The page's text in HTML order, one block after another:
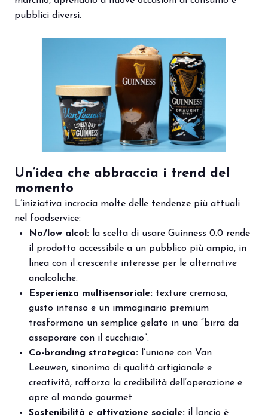
pubblici diversi.
Un’idea che abbraccia i trend del
momento
L’iniziativa incrocia molte delle tendenze più attuali
nel foodservice:
No/low alcol: la scelta di usare Guinness 0.0 rende
il prodotto accessibile a un pubblico più ampio, in
linea con il crescente interesse per le alternative
analcoliche.
Esperienza multisensoriale: texture cremosa,
gusto intenso e un immaginario premium
trasformano un semplice gelato in una “birra da
assaporare con il cucchiaio”.
Co-branding strategico: l’unione con Van
Leeuwen, sinonimo di qualità artigianale e
creatività, rafforza la credibilità dell’operazione e
apre al mondo gourmet.
Sostenibilità e attivazione sociale: il lancio è